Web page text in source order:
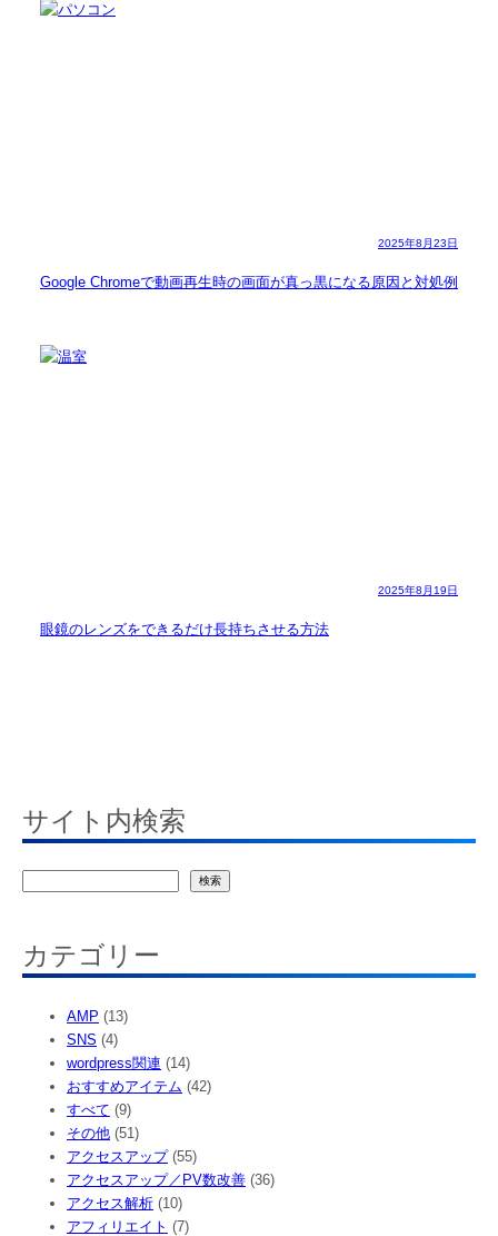
2025年8月23日
Google Chromeで動画再生時の画面が真っ黒になる原因と対処例
2025年8月19日
眼鏡のレンズをできるだけ長持ちさせる方法
サイト内検索
検索
カテゴリー
AMP (13)
SNS (4)
wordpress関連 (14)
おすすめアイテム (42)
すべて (9)
その他 (51)
アクセスアップ(55)
アクセスアップ／PV数改善 (36)
アクセス解析 (10)
アフィリエイト (7)